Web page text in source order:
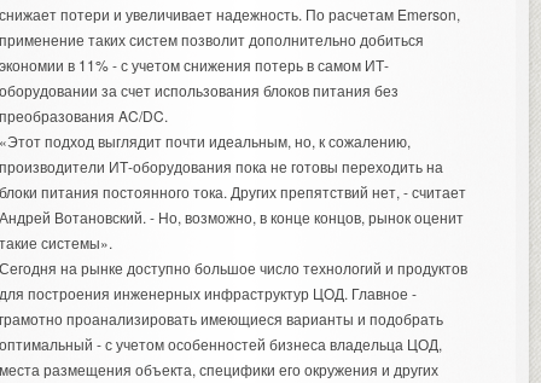
потери и увеличивает надежность. По расчетам Emerson,
таких систем позволит дополнительно добиться
в 11% - с учетом снижения потерь в самом ИТ-
за счет использования блоков питания без
AC/DC.
подход выглядит почти идеальным, но, к сожалению,
ИТ-оборудования пока не готовы переходить на
питания постоянного тока. Других препятствий нет, - считает
Вотановский. - Но, возможно, в конце концов, рынок оценит
системы».
на рынке доступно большое число технологий и продуктов
построения инженерных инфраструктур ЦОД. Главное -
проанализировать имеющиеся варианты и подобрать
- с учетом особенностей бизнеса владельца ЦОД,
размещения объекта, специфики его окружения и других